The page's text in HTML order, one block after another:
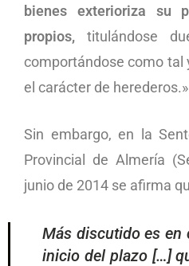
bienes exterioriza su
propios, titulándose
comportándose como tal
el carácter de herederos.»
Sin embargo, en la
Provincial de Almería
junio de 2014 se afirma
Más discutido es en
inicio del plazo […]